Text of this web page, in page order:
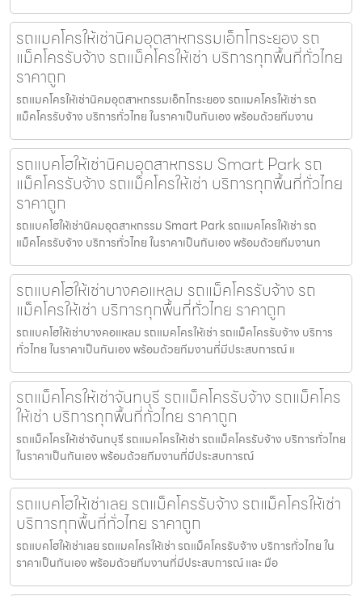
รถแมคโครให้เช่านิคมอุตสาหกรรมเอ็กโกระยอง รถ
แม็คโครรับจ้าง รถแม็คโครให้เช่า บริการทุกพื้นที่ทั่วไทย
ราคาถูก
รถแมคโครให้เช่านิคมอุตสาหกรรมเอ็กโกระยอง รถแมคโครให้เช่า รถ
แม็คโครรับจ้าง บริการทั่วไทย ในราคาเป็นกันเอง พร้อมด้วยทีมงาน
รถแบคโฮให้เช่านิคมอุตสาหกรรม Smart Park รถ
แม็คโครรับจ้าง รถแม็คโครให้เช่า บริการทุกพื้นที่ทั่วไทย
ราคาถูก
รถแบคโฮให้เช่านิคมอุตสาหกรรม Smart Park รถแมคโครให้เช่า รถ
แม็คโครรับจ้าง บริการทั่วไทย ในราคาเป็นกันเอง พร้อมด้วยทีมงานท
รถแบคโฮให้เช่าบางคอแหลม รถแม็คโครรับจ้าง รถ
แม็คโครให้เช่า บริการทุกพื้นที่ทั่วไทย ราคาถูก
รถแบคโฮให้เช่าบางคอแหลม รถแมคโครให้เช่า รถแม็คโครรับจ้าง บริการ
ทั่วไทย ในราคาเป็นกันเอง พร้อมด้วยทีมงานที่มีประสบการณ์ แ
รถแม็คโครให้เช่าจันทบุรี รถแม็คโครรับจ้าง รถแม็คโคร
ให้เช่า บริการทุกพื้นที่ทั่วไทย ราคาถูก
รถแม็คโครให้เช่าจันทบุรี รถแมคโครให้เช่า รถแม็คโครรับจ้าง บริการทั่วไทย
ในราคาเป็นกันเอง พร้อมด้วยทีมงานที่มีประสบการณ์
รถแบคโฮให้เช่าเลย รถแม็คโครรับจ้าง รถแม็คโครให้เช่า
บริการทุกพื้นที่ทั่วไทย ราคาถูก
รถแบคโฮให้เช่าเลย รถแมคโครให้เช่า รถแม็คโครรับจ้าง บริการทั่วไทย ใน
ราคาเป็นกันเอง พร้อมด้วยทีมงานที่มีประสบการณ์ และ มือ